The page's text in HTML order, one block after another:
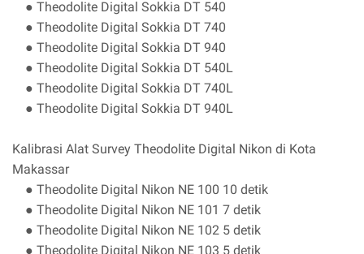
● Theodolite Digital Sokkia DT 540
● Theodolite Digital Sokkia DT 740
● Theodolite Digital Sokkia DT 940
● Theodolite Digital Sokkia DT 540L
● Theodolite Digital Sokkia DT 740L
● Theodolite Digital Sokkia DT 940L
Kalibrasi Alat Survey Theodolite Digital Nikon di Kota
Makassar
● Theodolite Digital Nikon NE 100 10 detik
● Theodolite Digital Nikon NE 101 7 detik
● Theodolite Digital Nikon NE 102 5 detik
● Theodolite Digital Nikon NE 103 5 detik